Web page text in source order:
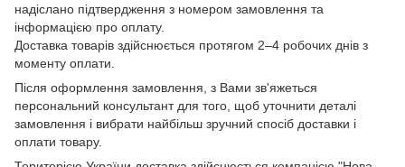
надіслано підтвердження з номером замовлення та
інформацією про оплату.
Доставка товарів здійснюється протягом 2–4 робочих днів з
моменту оплати.
Після оформлення замовлення, з Вами зв'яжеться
персональний консультант для того, щоб уточнити деталі
замовлення і вибрати найбільш зручний спосіб доставки і
оплати товару.